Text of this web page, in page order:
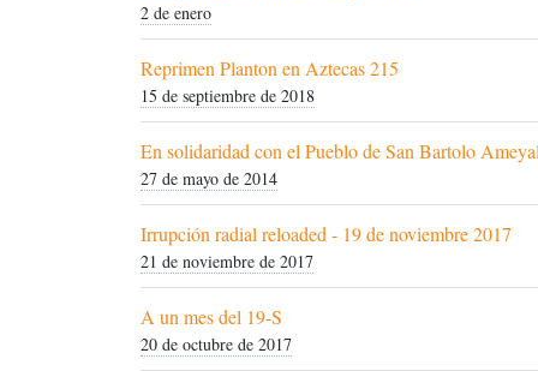
2 de enero
Reprimen Planton en Aztecas 215
15 de septiembre de 2018
En solidaridad con el Pueblo de San Bartolo
27 de mayo de 2014
Irrupción radial reloaded - 19 de noviembre 2017
21 de noviembre de 2017
A un mes del 19-S
20 de octubre de 2017